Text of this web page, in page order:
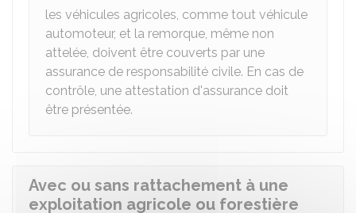
les véhicules agricoles, comme tout véhicule
automoteur, et la remorque, même non
attelée, doivent être couverts par une
assurance de responsabilité civile. En cas de
contrôle, une attestation d'assurance doit
être présentée.
Avec ou sans rattachement à une
exploitation agricole ou forestière